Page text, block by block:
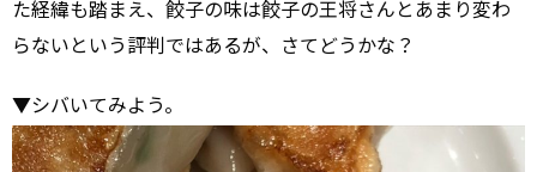
た経緯も踏まえ、餃子の味は餃子の王将さんとあまり変わ
らないという評判ではあるが、さてどうかな？
▼シバいてみよう。